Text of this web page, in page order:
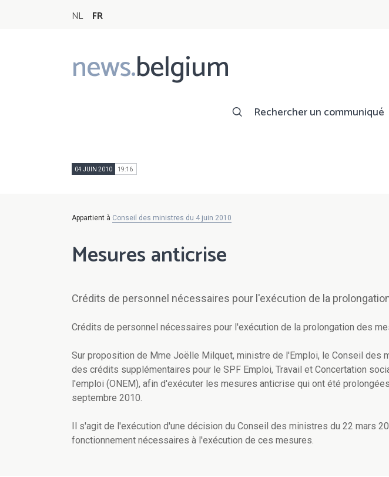
NL FR
news.belgium
Main
navigation
Rechercher un communiqué
04 JUIN 2010 19:16
Appartient à Conseil des ministres du 4 juin 2010
Mesures anticrise
Crédits de personnel nécessaires pour l'exécution de la
Crédits de personnel nécessaires pour l'exécution de la prolongation des
Sur proposition de Mme Joëlle Milquet, ministre de l'Emploi, le Conseil des
des crédits supplémentaires pour le SPF Emploi, Travail et Concertation
l'emploi (ONEM), afin d'exécuter les mesures anticrise qui ont été
septembre 2010.
Il s'agit de l'exécution d'une décision du Conseil des ministres du 22 mars
fonctionnement nécessaires à l'exécution de ces mesures.